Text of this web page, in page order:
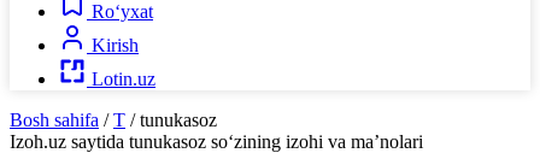
Ro‘yxat
Kirish
Lotin.uz
Bosh sahifa / T / tunukasoz
Izoh.uz saytida tunukasoz so‘zining izohi va ma’nolari